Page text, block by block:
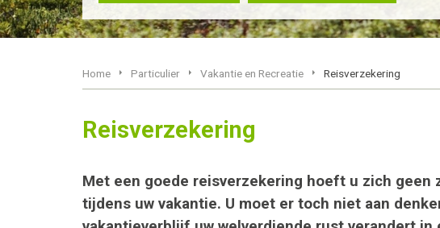
Home Particulier Vakantie en Recreatie Reisverzekering
Reisverzekering
Met een goede reisverzekering hoeft u zich geen
tijdens uw vakantie. U moet er toch niet aan